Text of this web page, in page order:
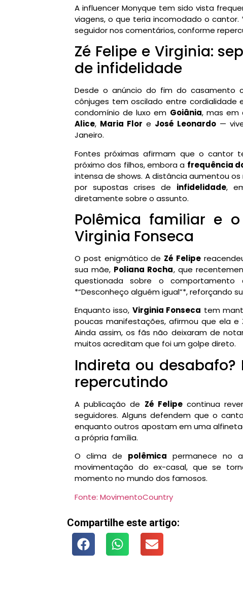
A influencer Monyque tem sido vista
viagens, o que teria incomodado o cantor.
seguidor nos comentários, conforme
Zé Felipe e Virginia:
de infidelidade
Desde o anúncio do fim do casamento
cônjuges tem oscilado entre cordialidade
condomínio de luxo em Goiânia, mas em
Alice, Maria Flor e José Leonardo—
Janeiro.
Fontes próximas afirmam que o cantor
próximo dos filhos, embora a frequência
intensa de shows. A distância aumentou
por supostas crises de infidelidade,
diretamente sobre o assunto.
Polêmica familiar e
Virginia Fonseca
O post enigmático de Zé Felipe
sua mãe, Poliana Rocha, que
questionada sobre o
*“Desconheço alguém igual”*, reforçando
Enquanto isso, Virginia Fonseca tem
poucas manifestações, afirmou que ela
Ainda assim, os fãs não deixaram de
muitos acreditam que foi um golpe direto.
Indireta ou desabafo?
repercutindo
A publicação de Zé Felipecontinua
seguidores. Alguns defendem que o
enquanto outros apostam em uma
a própria família.
O clima de polêmica permanece no
movimentação do ex-casal, que se
momento no mundo dos famosos.
Fonte: MovimentoCountry
Compartilhe este artigo: